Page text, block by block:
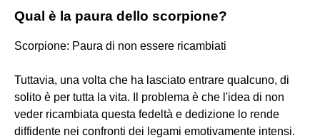
Qual è la paura dello scorpione?
Scorpione: Paura di non essere ricambiati
Tuttavia, una volta che ha lasciato entrare qualcuno, di
solito è per tutta la vita. Il problema è che l'idea di non
veder ricambiata questa fedeltà e dedizione lo rende
diffidente nei confronti dei legami emotivamente intensi.